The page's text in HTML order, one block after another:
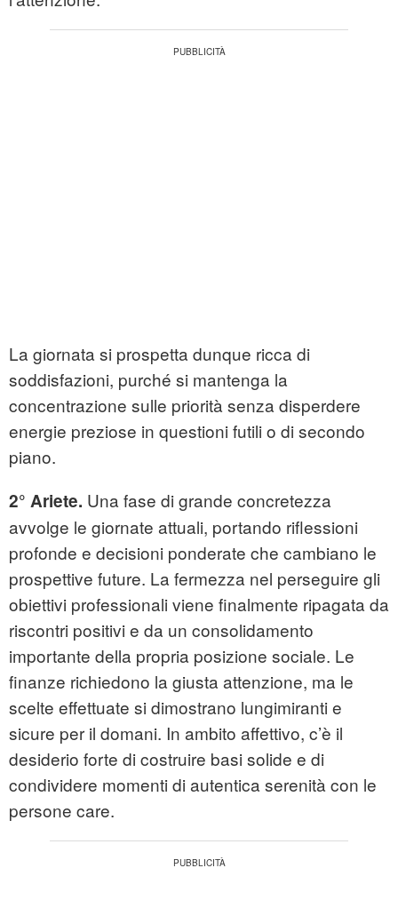
La giornata si prospetta dunque ricca di
soddisfazioni, purché si mantenga la
concentrazione sulle priorità senza disperdere
energie preziose in questioni futili o di secondo
piano.
2° Ariete. Una fase di grande concretezza
avvolge le giornate attuali, portando riflessioni
profonde e decisioni ponderate che cambiano le
prospettive future. La fermezza nel perseguire gli
obiettivi professionali viene finalmente ripagata da
riscontri positivi e da un consolidamento
importante della propria posizione sociale. Le
finanze richiedono la giusta attenzione, ma le
scelte effettuate si dimostrano lungimiranti e
sicure per il domani. In ambito affettivo, c’è il
desiderio forte di costruire basi solide e di
condividere momenti di autentica serenità con le
persone care.